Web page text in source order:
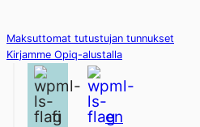
Maksuttomat tutustujan tunnukset
Kirjamme Opiq-alustalla
fi en